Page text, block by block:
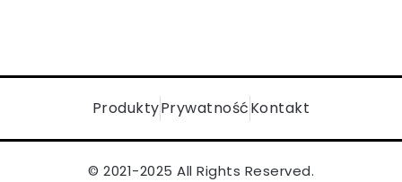
ProduktyPrywatnośćKontakt
© 2021-2025 All Rights Reserved.